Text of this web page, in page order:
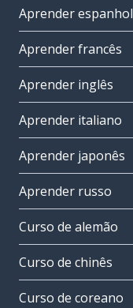
Aprender espanhol
Aprender francês
Aprender inglês
Aprender italiano
Aprender japonês
Aprender russo
Curso de alemão
Curso de chinês
Curso de coreano